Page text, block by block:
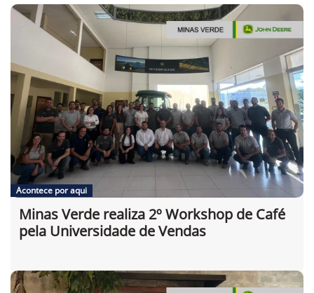
Acontece por aqui
Minas Verde realiza 2º Workshop de Café
pela Universidade de Vendas